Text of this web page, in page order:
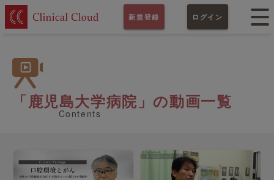
新規登録 ログイン
「鹿児島大学病院」の動画一覧
Contents